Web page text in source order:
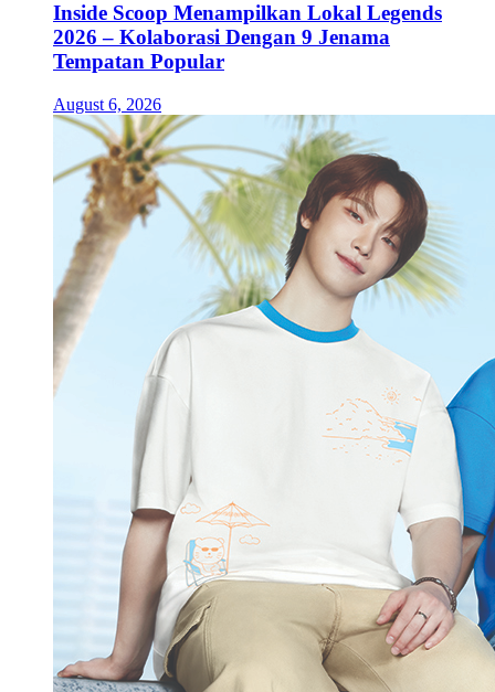
Inside Scoop Menampilkan Lokal Legends
2026 – Kolaborasi Dengan 9 Jenama
Tempatan Popular
August 6, 2026